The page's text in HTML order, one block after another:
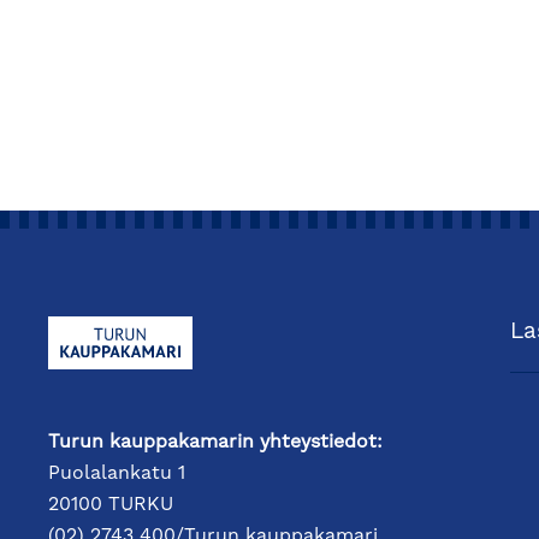
Turun kauppakamarin yhteystiedot:
Puolalankatu 1
20100 TURKU